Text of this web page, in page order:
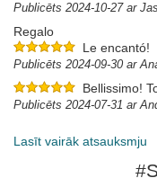
Publicēts 2024-10-27 ar
Regalo
Le encantó!
Publicēts 2024-09-30 ar
Bellissimo!
Publicēts 2024-07-31 ar
Lasīt vairāk atsauksmju